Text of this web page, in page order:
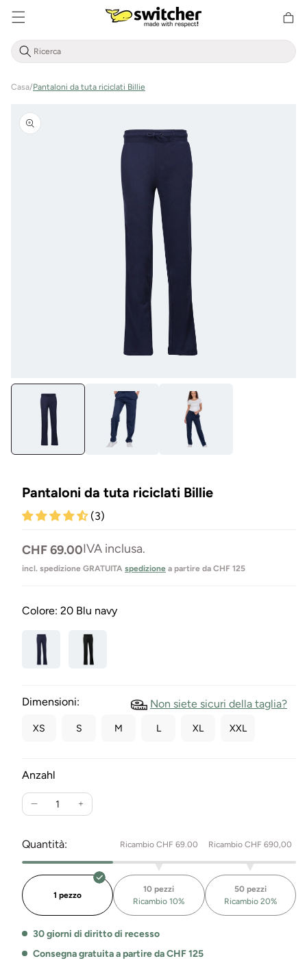
Direttamente
al contenuto
della
Casa/Pantaloni da tuta riciclati Billie
informazioni
sul prodotto
Aprire
Pantaloni da tuta riciclati Billie
(3)
Prezzo
normale
CHF 69.00IVA inclusa.
incl. spedizione GRATUITA spedizione a partire da CHF 125
Colore: 20 Blu navy
Dimensioni: Non siete sicuri della taglia?
XS S M L XL XXL
Anzahl
Ridurre
quantità
per
i
pantaloni
ginnastica
Billie
Aumenta
quantità
i
pantaloni
della
tuta
Billie
Quantità: Ricambio CHF 69.00 Ricambio CHF 690,00
1 pezzo
10 pezzi
Ricambio 10%
50 pezzi
Ricambio 20%
30 giorni di diritto di recesso
Consegna gratuita a partire da CHF 125